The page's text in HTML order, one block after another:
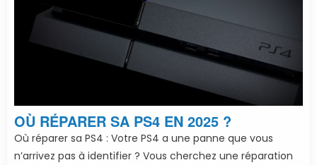
OÙ RÉPARER SA PS4 EN 2025 ?
Où réparer sa PS4 : Votre PS4 a une panne que vous
n’arrivez pas à identifier ? Vous cherchez une réparation